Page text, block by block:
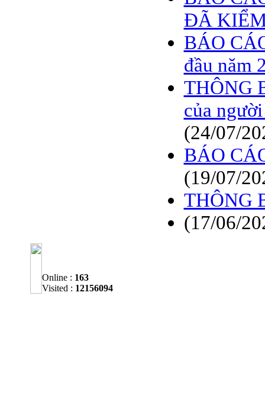
ĐÃ
BÁO
đầu năm
THÔNG
của
(24/07/
BÁO
(19/07/
THÔNG
(17/06/
Online : 163
Visited : 12156094